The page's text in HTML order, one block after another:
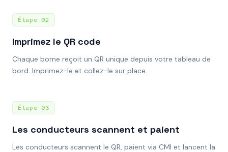
Étape 02
Imprimez le QR code
Chaque borne reçoit un QR unique depuis votre tableau de
bord. Imprimez-le et collez-le sur place.
Étape 03
Les conducteurs scannent et paient
Les conducteurs scannent le QR, paient via CMI et lancent la